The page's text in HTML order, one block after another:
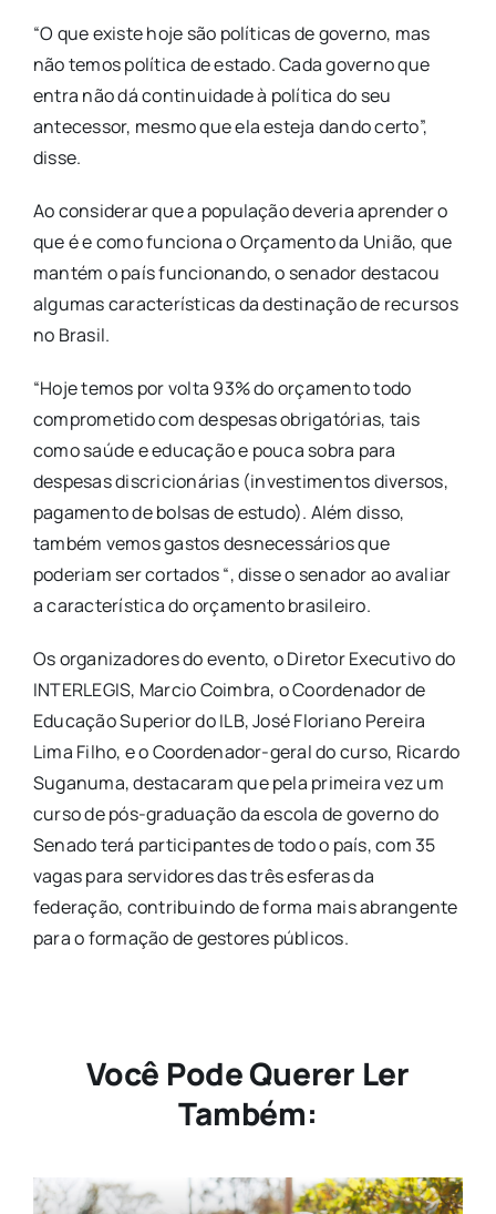
“O que existe hoje são políticas de governo, mas
não temos política de estado. Cada governo que
entra não dá continuidade à política do seu
antecessor, mesmo que ela esteja dando certo”,
disse.
Ao considerar que a população deveria aprender o
que é e como funciona o Orçamento da União, que
mantém o país funcionando, o senador destacou
algumas características da destinação de recursos
no Brasil.
“Hoje temos por volta 93% do orçamento todo
comprometido com despesas obrigatórias, tais
como saúde e educação e pouca sobra para
despesas discricionárias (investimentos diversos,
pagamento de bolsas de estudo). Além disso,
também vemos gastos desnecessários que
poderiam ser cortados “, disse o senador ao avaliar
a característica do orçamento brasileiro.
Os organizadores do evento, o Diretor Executivo do
INTERLEGIS, Marcio Coimbra, o Coordenador de
Educação Superior do ILB, José Floriano Pereira
Lima Filho, e o Coordenador-geral do curso, Ricardo
Suganuma, destacaram que pela primeira vez um
curso de pós-graduação da escola de governo do
Senado terá participantes de todo o país, com 35
vagas para servidores das três esferas da
federação, contribuindo de forma mais abrangente
para o formação de gestores públicos.
Você Pode Querer Ler
Também: